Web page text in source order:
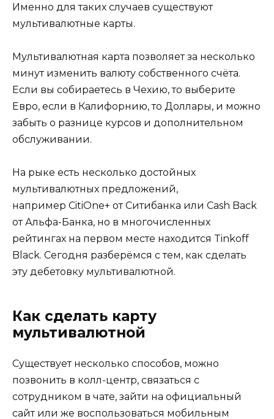
Именно для таких случаев существуют
мультивалютные карты.
Мультивалютная карта позволяет за несколько
минут изменить валюту собственного счёта.
Если вы собираетесь в Чехию, то выберите
Евро, если в Калифорнию, то Доллары, и можно
забыть о разнице курсов и дополнительном
обслуживании.
На рыке есть несколько достойных
мультивалютных предложений,
например CitiOne+ от Ситибанка или Cash Back
от Альфа-Банка, но в многочисленных
рейтингах на первом месте находится Tinkoff
Black. Сегодня разберёмся с тем, как сделать
эту дебетовку мультивалютной.
Как сделать карту
мультивалютной
Существует несколько способов, можно
позвонить в колл-центр, связаться с
сотрудником в чате, зайти на официальный
сайт или же воспользоваться мобильным